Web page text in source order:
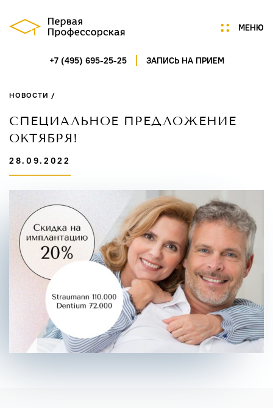
МЕНЮ
+7 (495) 695-25-25 ЗАПИСЬ НА ПРИЕМ
Услуги
Отзывы
Новости
Контакты
ГАГАРИНСКИЙ ПЕРЕУЛОК,Д.7/8, СТР.1, ПОМ.5
ПН-СБ 9:00-21:00
INFO@PROFCLINIC.RU
НОВОСТИ /
СПЕЦИАЛЬНОЕ ПРЕДЛОЖЕНИЕ
ОКТЯБРЯ!
28.09.2022